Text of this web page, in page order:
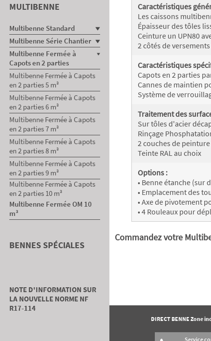
MULTIBENNE
Multibenne Standard
Multibenne Série Chantier
Multibenne Fermée à
Capots en 2 parties
Multibenne Fermée à Capots
en 2 parties 5 m³
Multibenne Fermée à Capots
en 2 parties 6 m³
Multibenne Fermée à Capots
en 2 parties 7 m³
Multibenne Fermée à Capots
en 2 parties 8 m³
Multibenne Fermée à Capots
en 2 parties 9 m³
Multibenne Fermée à Capots
en 2 parties 10 m³
Multibenne Fermée OM 10
m³
BENNES SPÉCIALES
NOTE D'INFORMATION SUR
LA NOUVELLE NORME NF
R17-114
Caractéristiques
Les caissons
Épaisseur des tôles
Ceinture un UPN80
2 côtés de
Caractéristiques
Capots en 2 parties
Cannes de maintien
Système de
Traitement des
Sur tôles d'acier
Rinçage
2 couches de
Teinte RAL au choix
Options :
• Benne étanche (sur
• Emplacement des
• Axe de pivotement
• 4 Rouleaux pour
Commandez votre
DIRECT BENNE Zone
Service